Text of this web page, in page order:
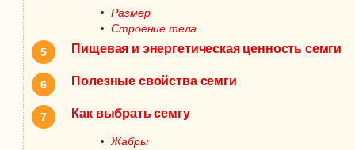
Размер
Строение тела
Пищевая и энергетическая ценность семги
Полезные свойства семги
Как выбрать семгу
Жабры